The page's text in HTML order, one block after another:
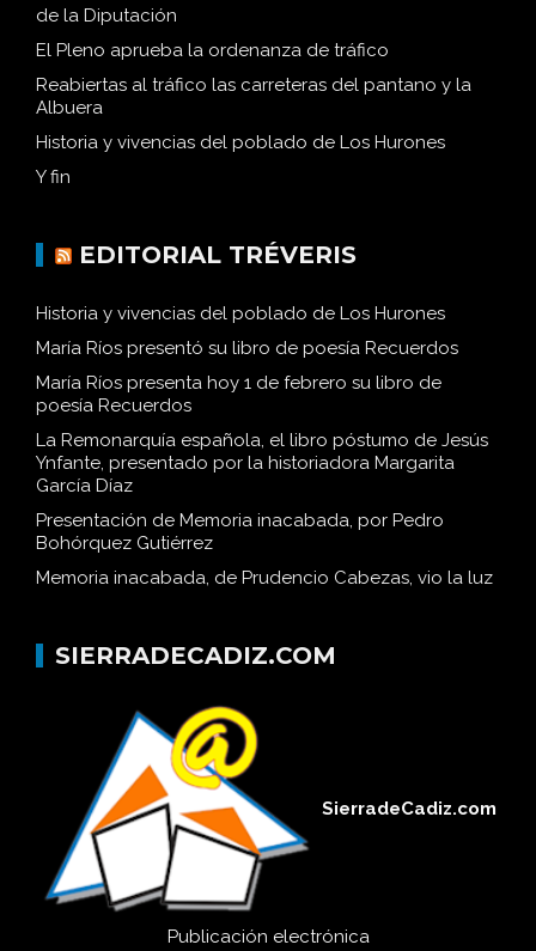
de la Diputación
El Pleno aprueba la ordenanza de tráfico
Reabiertas al tráfico las carreteras del pantano y la
Albuera
Historia y vivencias del poblado de Los Hurones
Y fin
EDITORIAL TRÉVERIS
Historia y vivencias del poblado de Los Hurones
María Ríos presentó su libro de poesía Recuerdos
María Ríos presenta hoy 1 de febrero su libro de
poesía Recuerdos
La Remonarquía española, el libro póstumo de Jesús
Ynfante, presentado por la historiadora Margarita
García Díaz
Presentación de Memoria inacabada, por Pedro
Bohórquez Gutiérrez
Memoria inacabada, de Prudencio Cabezas, vio la luz
SIERRADECADIZ.COM
SierradeCadiz.com
Publicación electrónica